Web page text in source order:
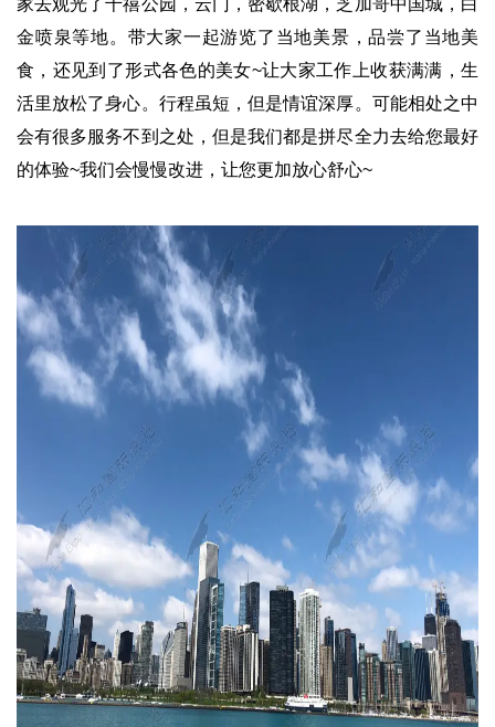
家去观光了千禧公园，云门，密歇根湖，芝加哥中国城，白
金喷泉等地。带大家一起游览了当地美景，品尝了当地美
食，还见到了形式各色的美女~让大家工作上收获满满，生
活里放松了身心。行程虽短，但是情谊深厚。可能相处之中
会有很多服务不到之处，但是我们都是拼尽全力去给您最好
的体验~我们会慢慢改进，让您更加放心舒心~